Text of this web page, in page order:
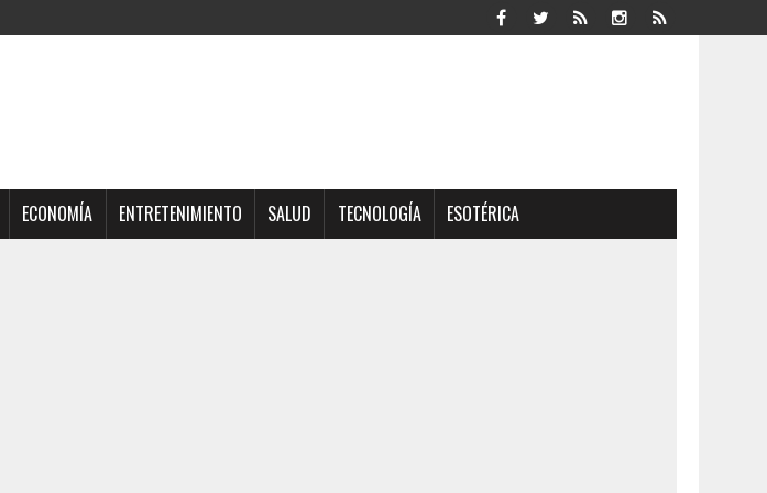
ECONOMÍA ENTRETENIMIENTO SALUD TECNOLOGÍA ESOTÉRICA